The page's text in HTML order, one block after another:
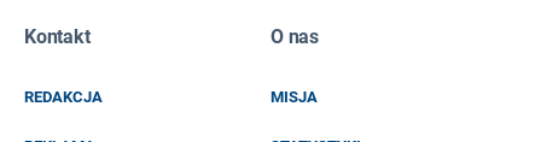
EMAIL
Kontakt
REDAKCJA
O nas
MISJA